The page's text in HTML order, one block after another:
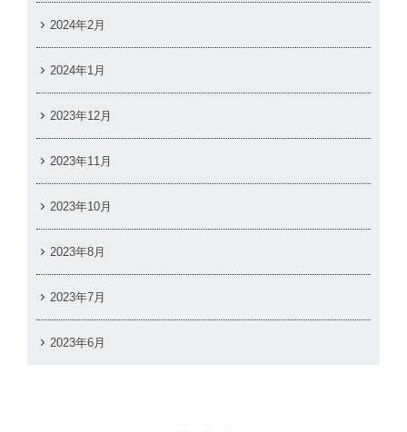
2024年2月
2024年1月
2023年12月
2023年11月
2023年10月
2023年8月
2023年7月
2023年6月